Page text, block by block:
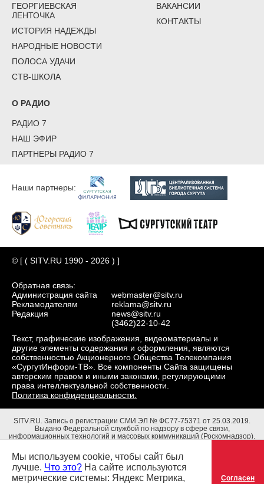
ГЕОРГИЕВСКАЯ
ЛЕНТОЧКА
ИСТОРИЯ НАДЕЖДЫ
НАРОДНЫЕ НОВОСТИ
ПОЛОСА УДАЧИ
СТВ-ШКОЛА
ВАКАНСИИ
КОНТАКТЫ
О РАДИО
РАДИО 7
НАШ ЭФИР
ПАРТНЕРЫ РАДИО 7
Наши партнеры:
© [ ( SITV.RU 1990 - 2026 ) ]
Обратная связь:
Администрация сайта
Рекламодателям
Редакция
webmaster@sitv.ru
reklama@sitv.ru
news@sitv.ru
(3462)22-10-42
Текст, графические изображения, видеоматериалы и
другие элементы содержания и оформления, являются
собственностью Акционерного Общества Телекомпания
«СургутИнформ-ТВ». Все компоненты Сайта защищены
авторским правом и иными законами, регулирующими
права интеллектуальной собственности.
Политика конфиденциальности.
SITV.RU. Запись о регистрации СМИ ЭЛ № ФС77-75371 от 25.03.2019.
Выдано Федеральной службой по надзору в сфере связи,
информационных технологий и массовых коммуникаций (Роскомнадзор).
Адрес редакции: 628403, Тюменская обл., ХМАО - Югра, г. Сургут, ул.
Маяковского, д. 16. Главный редактор: Чубенко В.Л.
Мы используем cookie, чтобы сайт был
лучше. Что это? На сайте используются
метрические системы: Яндекс Метрика,
Согласен